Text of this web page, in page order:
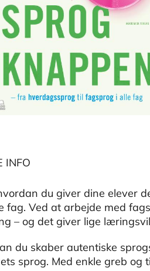
INFO
du giver dine elever
Ved at arbejde med
– og det giver lige
du skaber autentiske
sprog. Med enkle greb og